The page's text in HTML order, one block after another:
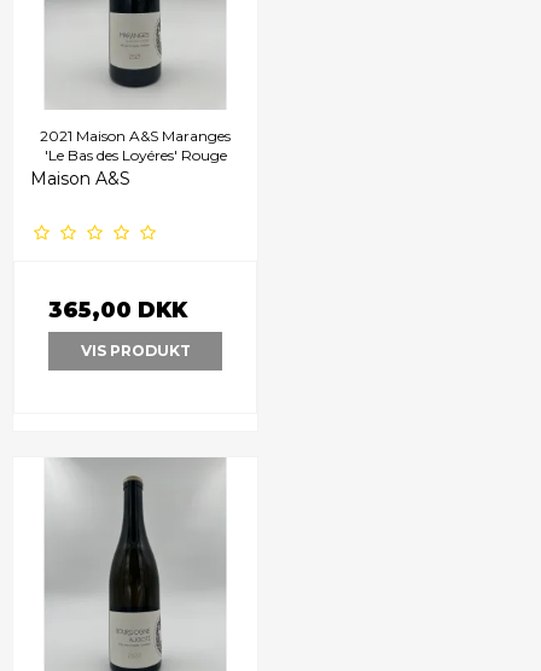
2021 Maison A&S Maranges
'Le Bas des Loyéres' Rouge
Maison A&S
365,00 DKK
VIS PRODUKT